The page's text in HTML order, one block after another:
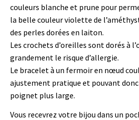
couleurs blanche et prune pour
la belle couleur violette de
des perles dorées en laiton.
Les crochets d’oreilles sont dorés à
grandement le risque d’allergie.
Le bracelet à un fermoir en nœud
ajustement pratique et pouvant donc
poignet plus large.
Vous recevrez votre bijou dans un